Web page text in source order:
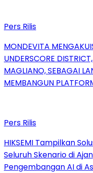
Pers Rilis
MONDEVITA
UNDERSCORE
MAGLIANO, SEBAGAI
MEMBANGUN
Pers Rilis
HIKSEMI Tampilkan
Seluruh Skenario di
Pengembangan AI di